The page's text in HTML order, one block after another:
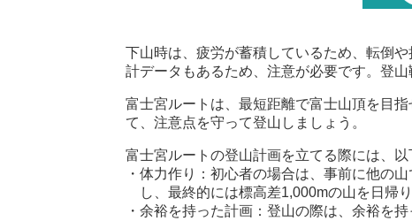
下山時は、疲労が蓄積しているため、転倒
計データもあるため、注意が必要です。登
富士宮ルートは、最短距離で富士山頂を目
て、注意点を守って登山しましょう。
富士宮ルートの登山計画を立てる際には、
・体力作り：初心者の場合は、事前に他の
し、最終的には標高差1,000mの山を日帰
・余裕を持った計画：登山の際は、余裕を